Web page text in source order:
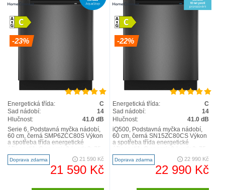
-23%
Energetická třída:
C
Sad nádobí:
14
Hlučnost:
41.0 dB
Serie 6, Podstavná myčka nádobí,
60 cm, černá SMP6ZCC80S Výkon
a spotřeba třída energetické
kWh / 9.5 l ka..
Doprava zdarma 21 590 Kč
21 590 Kč
-22%
Energetická třída:
C
Sad nádobí:
14
Hlučnost:
41.0 dB
iQ500, Podstavná myčka nádobí,
60 cm, černá SN15ZC80CS Výkon
a spotřeba třída energetické
kWh / 9.5 l kapa..
Doprava zdarma 22 990 Kč
22 990 Kč